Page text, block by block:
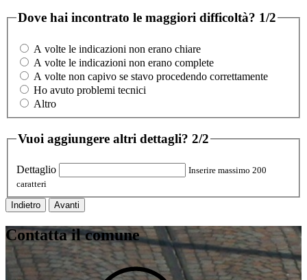
Dove hai incontrato le maggiori difficoltà? 1/2
A volte le indicazioni non erano chiare
A volte le indicazioni non erano complete
A volte non capivo se stavo procedendo correttamente
Ho avuto problemi tecnici
Altro
Vuoi aggiungere altri dettagli? 2/2
Dettaglio
Inserire massimo 200
caratteri
Indietro Avanti
Contatta il comune